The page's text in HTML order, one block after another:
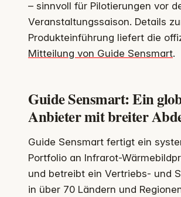
– sinnvoll für Pilotierungen vor
Veranstaltungssaison. Details
Produkteinführung liefert die
Mitteilung von Guide Sensmart.
Guide Sensmart: Ein
Anbieter mit breiter
Guide Sensmart fertigt ein
Portfolio an Infrarot-
und betreibt ein Vertriebs- und
in über 70 Ländern und